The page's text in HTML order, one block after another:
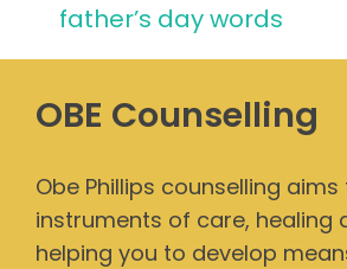
father’s day words
OBE Counselling
Obe Phillips counselling
instruments of care, healing
helping you to develop